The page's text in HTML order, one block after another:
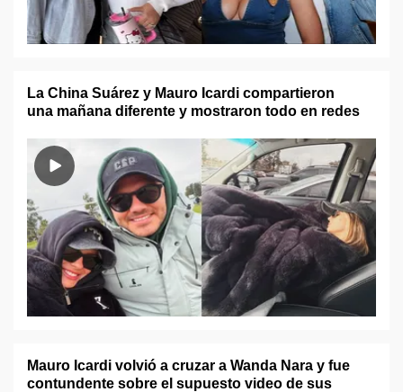
La China Suárez y Mauro Icardi compartieron
una mañana diferente y mostraron todo en redes
Mauro Icardi volvió a cruzar a Wanda Nara y fue
contundente sobre el supuesto video de sus